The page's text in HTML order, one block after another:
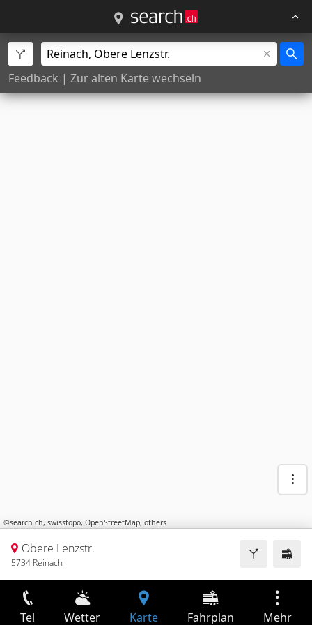
Feedback | Zur alten Karte wechseln
©search.ch, swisstopo, OpenStreetMap, others
Obere Lenzstr.
5734 Reinach
Tel Wetter Karte Fahrplan Mehr